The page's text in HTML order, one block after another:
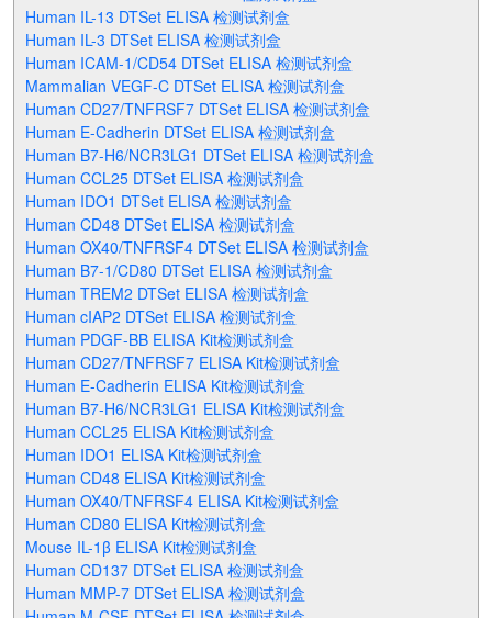
Human IL-13 DTSet ELISA 检测试剂盒
Human IL-3 DTSet ELISA 检测试剂盒
Human ICAM-1/CD54 DTSet ELISA 检测试剂盒
Mammalian VEGF-C DTSet ELISA 检测试剂盒
Human CD27/TNFRSF7 DTSet ELISA 检测试剂盒
Human E-Cadherin DTSet ELISA 检测试剂盒
Human B7-H6/NCR3LG1 DTSet ELISA 检测试剂盒
Human CCL25 DTSet ELISA 检测试剂盒
Human IDO1 DTSet ELISA 检测试剂盒
Human CD48 DTSet ELISA 检测试剂盒
Human OX40/TNFRSF4 DTSet ELISA 检测试剂盒
Human B7-1/CD80 DTSet ELISA 检测试剂盒
Human TREM2 DTSet ELISA 检测试剂盒
Human cIAP2 DTSet ELISA 检测试剂盒
Human PDGF-BB ELISA Kit检测试剂盒
Human CD27/TNFRSF7 ELISA Kit检测试剂盒
Human E-Cadherin ELISA Kit检测试剂盒
Human B7-H6/NCR3LG1 ELISA Kit检测试剂盒
Human CCL25 ELISA Kit检测试剂盒
Human IDO1 ELISA Kit检测试剂盒
Human CD48 ELISA Kit检测试剂盒
Human OX40/TNFRSF4 ELISA Kit检测试剂盒
Human CD80 ELISA Kit检测试剂盒
Mouse IL-1β ELISA Kit检测试剂盒
Human CD137 DTSet ELISA 检测试剂盒
Human MMP-7 DTSet ELISA 检测试剂盒